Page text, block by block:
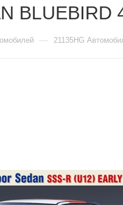
BLUEBIRD
— 21135HG